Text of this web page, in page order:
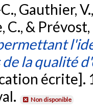
Gauthier,
C., &
la qualité
écrite].
Non disponible